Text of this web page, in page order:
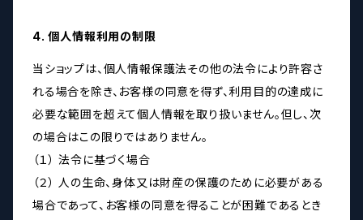
4. 個人情報利用の制限
当ショップは、個人情報保護法その他の法令により許容さ
れる場合を除き、お客様の同意を得ず、利用目的の達成に
必要な範囲を超えて個人情報を取り扱いません。但し、次
の場合はこの限りではありません。
（１） 法令に基づく場合
（２） 人の生命、身体又は財産の保護のために必要がある
場合であって、お客様の同意を得ることが困難であるとき